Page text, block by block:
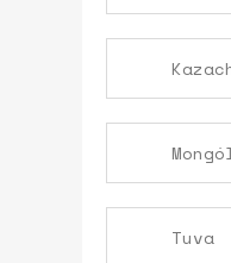
Tuva